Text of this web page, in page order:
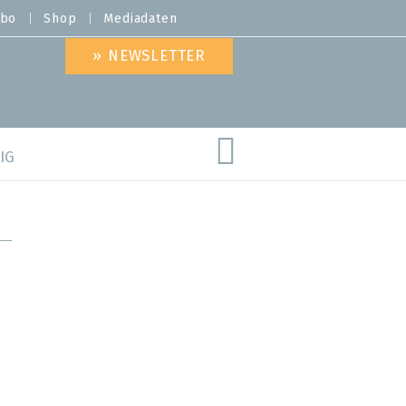
Shop Mediadaten
» NEWSLETTER